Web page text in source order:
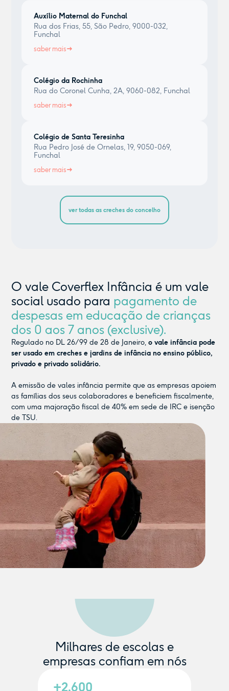
Auxílio Maternal do Funchal
Rua dos Frias, 55, São Pedro, 9000-032,
Funchal
saber mais
Colégio da Rochinha
Rua do Coronel Cunha, 2A, 9060-082, Funchal
saber mais
Colégio de Santa Teresinha
Rua Pedro José de Ornelas, 19, 9050-069,
Funchal
saber mais
ver todas as creches do concelho
O vale Coverflex Infância é um vale
social usado para pagamento de
despesas em educação de crianças
dos 0 aos 7 anos (exclusive).
Regulado no DL 26/99 de 28 de Janeiro,o vale infância pode
ser usado em creches e jardins de infância no ensino público,
privado e privado solidário.
A emissão de vales infância permite que as empresas apoiem
as famílias dos seus colaboradores e beneficiem fiscalmente,
com uma majoração fiscal de 40% em sede de IRC e isenção
de TSU.
Milhares de escolas e
empresas confiam em nós
+2.600